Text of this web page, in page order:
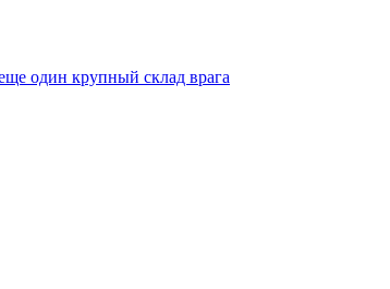
один крупный склад врага